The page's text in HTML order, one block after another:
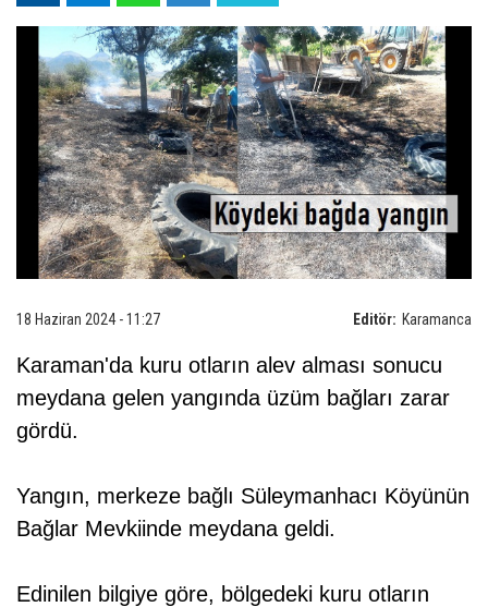
Editör: Karamanca
18 Haziran 2024 - 11:27
Karaman'da kuru otların alev alması sonucu
meydana gelen yangında üzüm bağları zarar
gördü.
Yangın, merkeze bağlı Süleymanhacı Köyünün
Bağlar Mevkiinde meydana geldi.
Edinilen bilgiye göre, bölgedeki kuru otların